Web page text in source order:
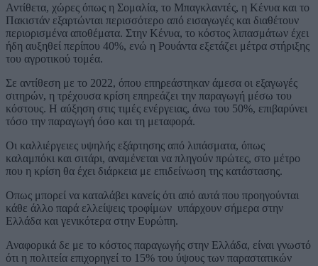
Αντίθετα, χώρες όπως η Σομαλία, το Μπαγκλαντές, η Κένυα και το
Πακιστάν εξαρτώνται περισσότερο από εισαγωγές και διαθέτουν
περιορισμένα αποθέματα. Στην Κένυα, το κόστος λιπασμάτων έχει
ήδη αυξηθεί περίπου 40%, ενώ η Ρουάντα εξετάζει μέτρα στήριξης
του αγροτικού τομέα.
Σε αντίθεση με το 2022, όπου επηρεάστηκαν άμεσα οι εξαγωγές
σιτηρών, η τρέχουσα κρίση επηρεάζει την παραγωγή μέσω του
κόστους. Η αύξηση στις τιμές ενέργειας, άνω του 50%, επιβαρύνει
τόσο την παραγωγή όσο και τη μεταφορά.
Οι καλλιέργειες υψηλής εξάρτησης από λιπάσματα, όπως
καλαμπόκι και σιτάρι, αναμένεται να πληγούν πρώτες, στο μέτρο
που η κρίση θα έχει διάρκεια με επιδείνωση της κατάστασης.
Οπως μπορεί να καταλάβει κανείς ότι από αυτά που προηγούνται
κάθε άλλο παρά ελλείψεις τροφίμων υπάρχουν σήμερα στην
Ελλάδα και γενικότερα στην Ευρώπη.
Αναφορικά δε με το κόστος παραγωγής στην Ελλάδα, είναι γνωστό
ότι η πολιτεία επιχορηγεί το 15% του ύψους των παραστατικών